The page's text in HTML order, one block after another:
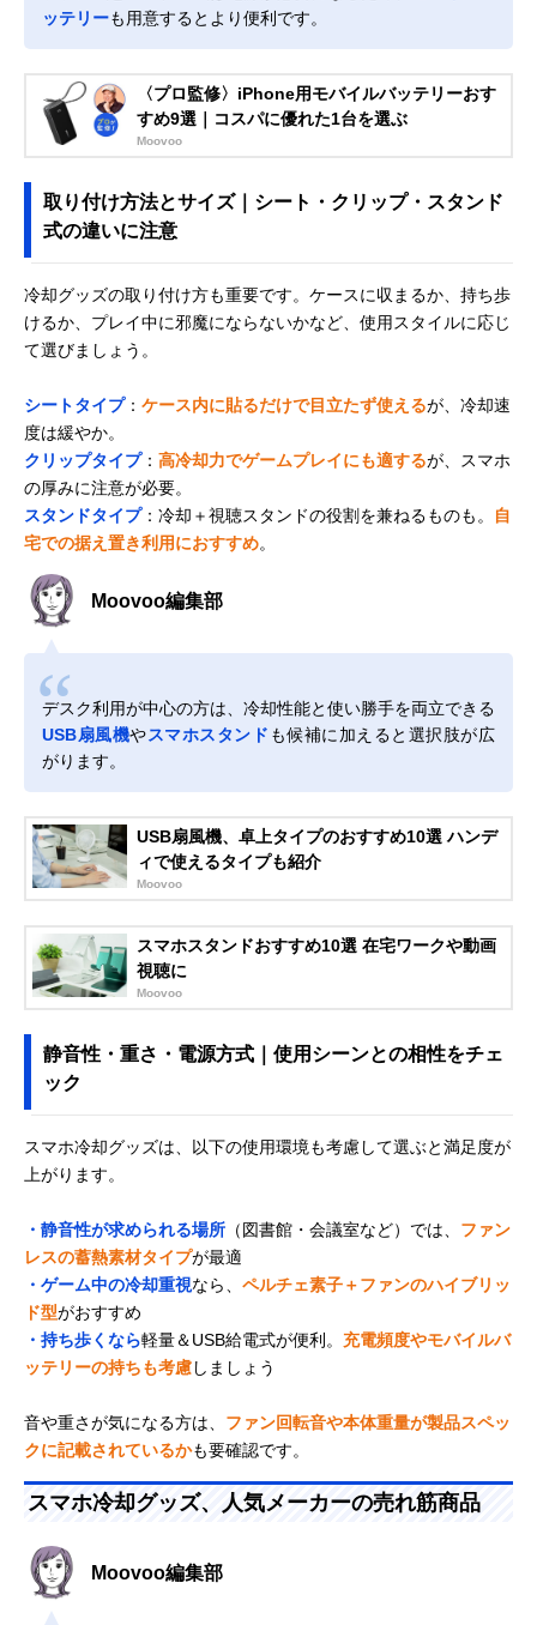
ッテリーも用意するとより便利です。
〈プロ監修〉iPhone用モバイルバッテリーおす
すめ9選｜コスパに優れた1台を選ぶ
Moovoo
取り付け方法とサイズ｜シート・クリップ・スタンド
式の違いに注意
冷却グッズの取り付け方も重要です。ケースに収まるか、持ち歩
けるか、プレイ中に邪魔にならないかなど、使用スタイルに応じ
て選びましょう。
シートタイプ： ケース内に貼るだけで目立たず使えるが、冷却速
度は緩やか。
クリップタイプ： 高冷却力でゲームプレイにも適するが、スマホ
の厚みに注意が必要。
スタンドタイプ：冷却＋視聴スタンドの役割を兼ねるものも。
自
宅での据え置き利用におすすめ。
Moovoo編集部
デスク利用が中心の方は、冷却性能と使い勝手を両立できる
USB扇風機やスマホスタンド も候補に加えると選択肢が広
がります。
USB扇風機、卓上タイプのおすすめ10選 ハンデ
ィで使えるタイプも紹介
Moovoo
スマホスタンドおすすめ10選 在宅ワークや動画
視聴に
Moovoo
静音性・重さ・電源方式｜使用シーンとの相性をチェ
ック
スマホ冷却グッズは、以下の使用環境も考慮して選ぶと満足度が
上がります。
・静音性が求められる場所 （図書館・会議室など）では、 ファン
レスの蓄熱素材タイプが最適
・ゲーム中の冷却重視なら、 ペルチェ素子＋ファンのハイブリッ
ド型がおすすめ
・持ち歩くなら軽量＆USB給電式が便利。 充電頻度やモバイルバ
ッテリーの持ちも考慮しましょう
音や重さが気になる方は、 ファン回転音や本体重量が製品スペッ
クに記載されているかも要確認です。
スマホ冷却グッズ、人気メーカーの売れ筋商品
Moovoo編集部